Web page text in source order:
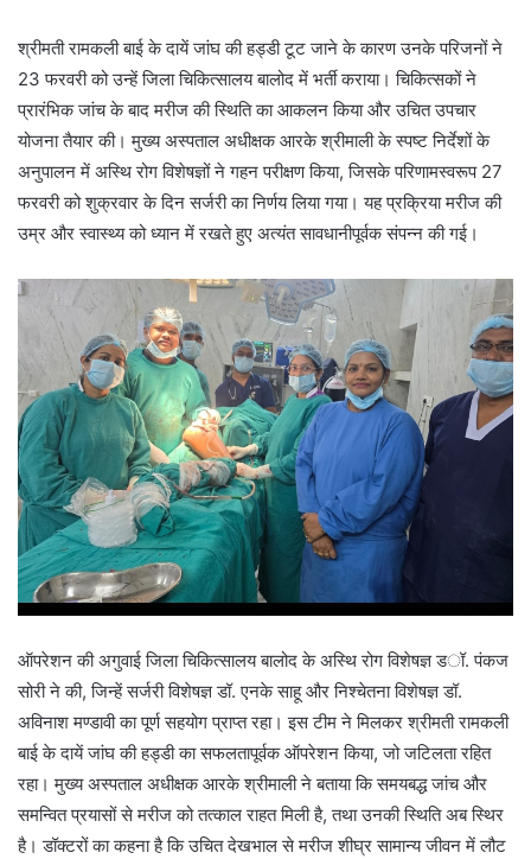
श्रीमती रामकली बाई के दायें जांघ की हड्डी टूट जाने के कारण उनके परिजनों ने
23 फरवरी को उन्हें जिला चिकित्सालय बालोद में भर्ती कराया। चिकित्सकों ने
प्रारंभिक जांच के बाद मरीज की स्थिति का आकलन किया और उचित उपचार
योजना तैयार की। मुख्य अस्पताल अधीक्षक आरके श्रीमाली के स्पष्ट निर्देशों के
अनुपालन में अस्थि रोग विशेषज्ञों ने गहन परीक्षण किया, जिसके परिणामस्वरूप 27
फरवरी को शुक्रवार के दिन सर्जरी का निर्णय लिया गया। यह प्रक्रिया मरीज की
उम्र और स्वास्थ्य को ध्यान में रखते हुए अत्यंत सावधानीपूर्वक संपन्न की गई।
ऑपरेशन की अगुवाई जिला चिकित्सालय बालोद के अस्थि रोग विशेषज्ञ डॉ. पंकज
सोरी ने की, जिन्हें सर्जरी विशेषज्ञ डॉ. एनके साहू और निश्चेतना विशेषज्ञ डॉ.
अविनाश मण्डावी का पूर्ण सहयोग प्राप्त रहा। इस टीम ने मिलकर श्रीमती रामकली
बाई के दायें जांघ की हड्डी का सफलतापूर्वक ऑपरेशन किया, जो जटिलता रहित
रहा। मुख्य अस्पताल अधीक्षक आरके श्रीमाली ने बताया कि समयबद्ध जांच और
समन्वित प्रयासों से मरीज को तत्काल राहत मिली है, तथा उनकी स्थिति अब स्थिर
है। डॉक्टरों का कहना है कि उचित देखभाल से मरीज शीघ्र सामान्य जीवन में लौट